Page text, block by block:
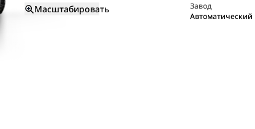
Масштабировать
Завод
Автоматический